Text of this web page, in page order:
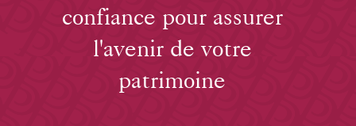
confiance pour assurer
l'avenir de votre
patrimoine